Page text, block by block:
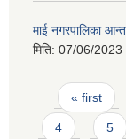
माई नगरपालिका
मिति: 07/06/2023
Pages
« first
4 5